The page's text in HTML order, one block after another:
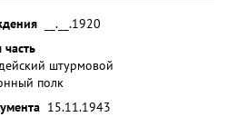
__.__.1920
штурмовой
полк
15.11.1943